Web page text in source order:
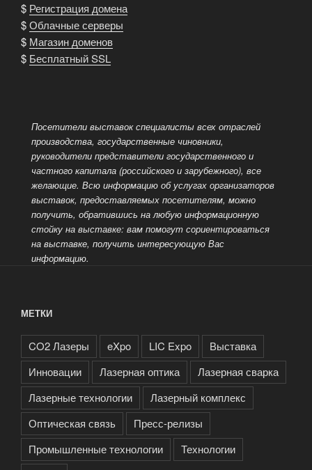
$ Регистрация домена
$Облачные серверы
$ Магазин доменов
$ Бесплатный SSL
Посетители выставок специалисты всех отраслей
производства, государственные чиновники,
руководители представители государственного и
частного капитала (российского и зарубежного), все
желающие. Всю информацию об услугах организаторов
выставок, предоставляемых посетителям, можно
получить, обратившись на любую информационную
стойку на выставке: вам помогут сориентироваться
на выставке, получить интересующую Вас
информацию.
МЕТКИ
CO2 Лазеры eXpo LIC Expo
Выставка
Инновации
Лазерная оптика
Лазерная сварка
Лазерные технологии
Лазерный комплекс
Оптическая связь
Пресс-релизы
Промышленные технологии
Технологии